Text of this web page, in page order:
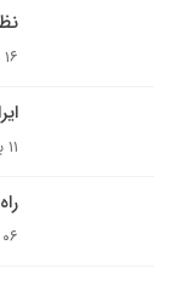
۱۶ بهمن ۱۳۹۱
۱۱ بهمن ۱۳۹۱
۰۶ بهمن ۱۳۹۱